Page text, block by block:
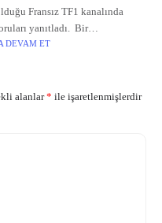
Fransız TF1 kanalında
yanıtladı. Bir
"soykırım" olup olmadığına
DEVAM ET
alanlar* ile işaretlenmişlerdir